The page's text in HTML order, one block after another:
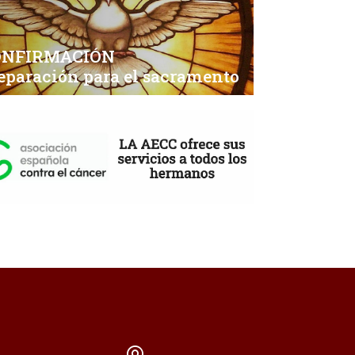
para el sacramento